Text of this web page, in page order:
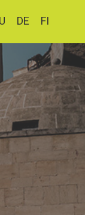
DE FI